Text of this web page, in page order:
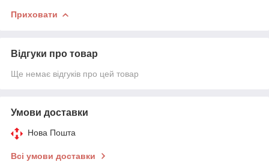
Приховати
Відгуки про товар
Ще немає відгуків про цей товар
Умови доставки
Нова Пошта
Всі умови доставки